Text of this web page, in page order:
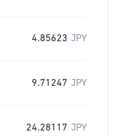
4.85623 JPY
9.71247 JPY
24.28117 JPY